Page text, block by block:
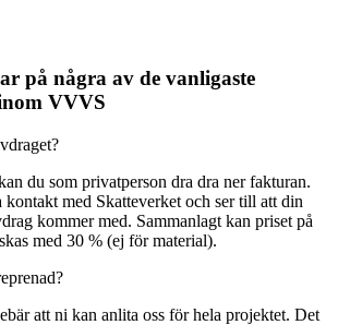
på några av de vanligaste
VVVS
du som privatperson dra dra ner fakturan.
kontakt med Skatteverket och ser till att din
kommer med. Sammanlagt kan priset på
med 30 % (ej för material).
att ni kan anlita oss för hela projektet. Det